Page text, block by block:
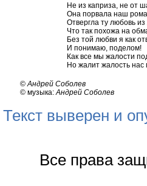
Не из каприза, не от
Она порвала наш
Отвергла ту любовь
Что так похожа на
Без той любви я как
И понимаю, поделом!
Как все мы жалости
Но жалит жалость нас
©Андрей Соболев
© музыка:Андрей Соболев
Текст выверен и
Все права